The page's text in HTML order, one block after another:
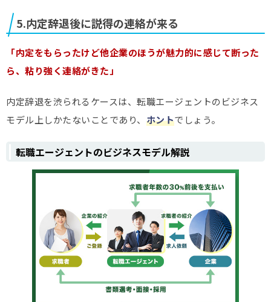
5.内定辞退後に説得の連絡が来る
「内定をもらったけど他企業のほうが魅力的に感じて断った
ら、粘り強く連絡がきた」
内定辞退を渋られるケースは、転職エージェントのビジネス
モデル上しかたないことであり、 ホントでしょう。
転職エージェントのビジネスモデル解説